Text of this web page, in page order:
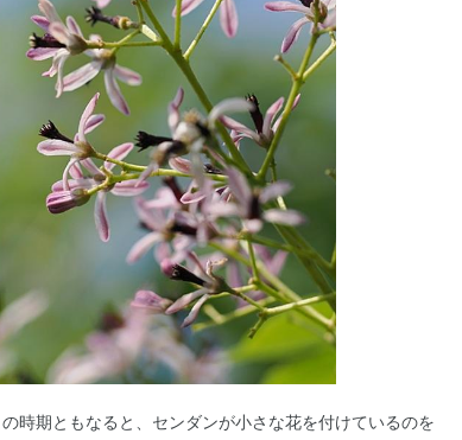
時期ともなると、センダンが小さな花を付けているのを